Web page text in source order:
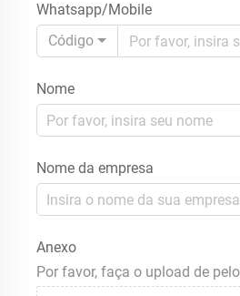
Whatsapp/Mobile
Código
Nome
Nome da empresa
Anexo
Por favor, faça o upload de